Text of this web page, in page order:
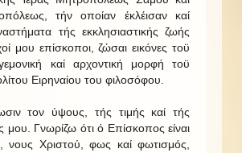
τήν οποίαν έκλέισαν καί
τής εκκλησιαστικής ζωής
μου επίσκοποι, ζώσαι εικόνες τοϋ
καί αρχοντική μορφή τοϋ
Ειρηναίου του φιλοσόφου.
τον ύψους, τής τιμής καί τής
Γνωρίζω ότι ό Επίσκοπος είναι
νους Χριστού, φως καί φωτισμός,